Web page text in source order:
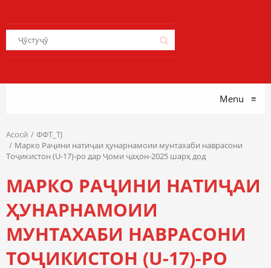
Menu ≡
Асосӣ
ФФТ_TJ
Марко Раҷини натиҷаи ҳунарнамоии мунтахаби наврасони
Тоҷикистон (U-17)-ро дар Ҷоми ҷаҳон-2025 шарҳ дод
МАРКО РАҶИНИ НАТИҶАИ
ҲУНАРНАМОИИ
МУНТАХАБИ НАВРАСОНИ
ТОҶИКИСТОН (U-17)-РО